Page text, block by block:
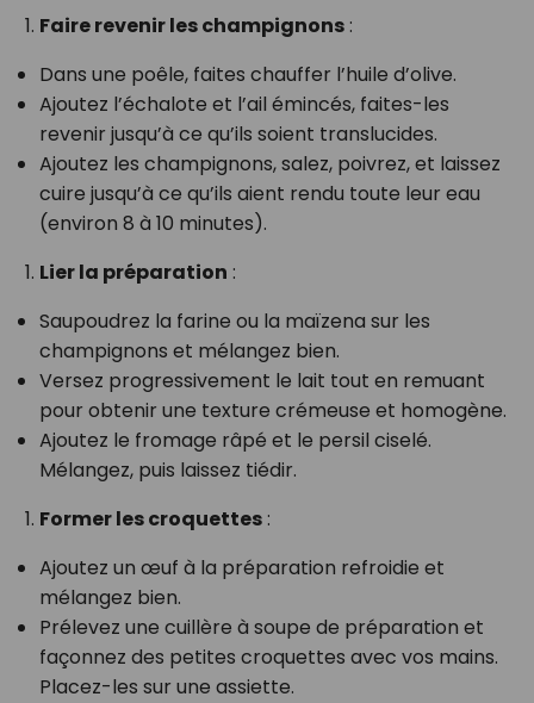
Faire revenir les champignons:
Dans une poêle, faites chauffer l’huile d’olive.
Ajoutez l’échalote et l’ail émincés, faites-les
revenir jusqu’à ce qu’ils soient translucides.
Ajoutez les champignons, salez, poivrez, et laissez
cuire jusqu’à ce qu’ils aient rendu toute leur eau
(environ 8 à 10 minutes).
Lier la préparation :
Saupoudrez la farine ou la maïzena sur les
champignons et mélangez bien.
Versez progressivement le lait tout en remuant
pour obtenir une texture crémeuse et homogène.
Ajoutez le fromage râpé et le persil ciselé.
Mélangez, puis laissez tiédir.
Former les croquettes:
Ajoutez un œuf à la préparation refroidie et
mélangez bien.
Prélevez une cuillère à soupe de préparation et
façonnez des petites croquettes avec vos mains.
Placez-les sur une assiette.